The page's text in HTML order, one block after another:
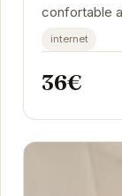
confortable
colocation.
permet de...
internet
36€